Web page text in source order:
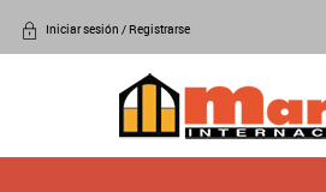
Iniciar sesión / Registrarse